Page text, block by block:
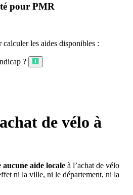
pour PMR
les aides disponibles :
?
de vélo à
aucune aide locale à l’achat de vélo
ni la ville, ni le département, ni la